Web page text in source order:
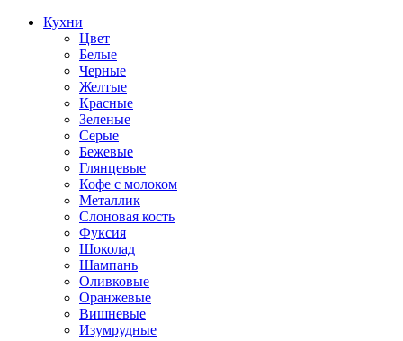
Кухни
Цвет
Белые
Черные
Желтые
Красные
Зеленые
Серые
Бежевые
Глянцевые
Кофе с молоком
Металлик
Слоновая кость
Фуксия
Шоколад
Шампань
Оливковые
Оранжевые
Вишневые
Изумрудные